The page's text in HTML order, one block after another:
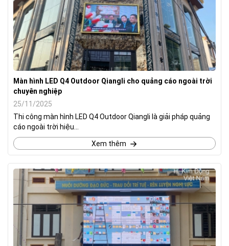
Màn hình LED Q4 Outdoor Qiangli cho quảng cáo ngoài trời
chuyên nghiệp
25/11/2025
Thi công màn hình LED Q4 Outdoor Qiangli là giải pháp quảng
cáo ngoài trời hiệu...
Xem thêm